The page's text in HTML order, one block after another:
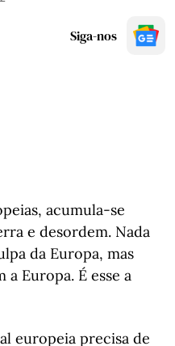
Siga-nos
acumula-se
e desordem. Nada
da Europa, mas
Europa. É esse a
europeia precisa de